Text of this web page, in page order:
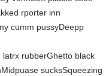
rporter inn
cumm pussyDeepp
rubberGhetto black
sucksSqueezing